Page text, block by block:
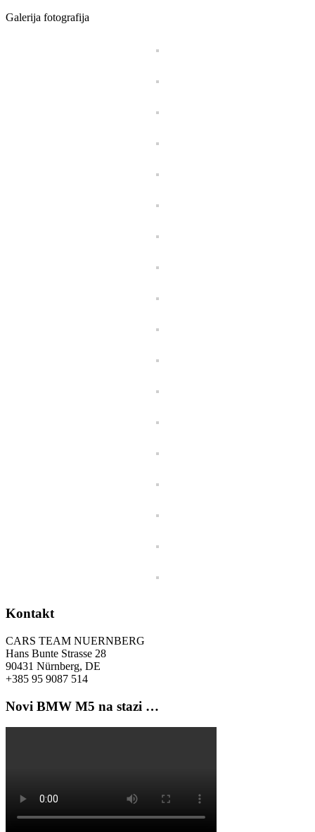
Galerija fotografija
Kontakt
CARS TEAM NUERNBERG
Hans Bunte Strasse 28
90431 Nürnberg, DE
+385 95 9087 514
Novi BMW M5 na stazi …